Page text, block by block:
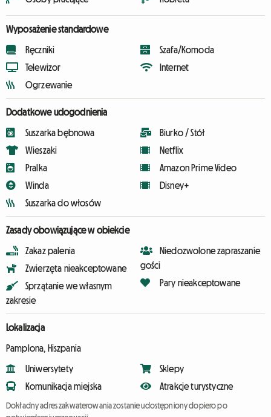
Wyposażenie standardowe
Ręczniki
Telewizor
Ogrzewanie
Szafa/Komoda
Internet
Dodatkowe udogodnienia
Suszarka bębnowa
Wieszaki
Pralka
Winda
Suszarka do włosów
Biurko / Stół
Netflix
Amazon Prime Video
Disney+
Zasady obowiązujące w obiekcie
Zakaz palenia
Zwierzęta nieakceptowane
Sprzątanie we własnym
zakresie
Niedozwolone zapraszanie
gości
Pary nieakceptowane
Lokalizacja
Pamplona, Hiszpania
Uniwersytety
Komunikacja miejska
Sklepy
Atrakcje turystyczne
Dokładny adres zakwaterowania zostanie udostępniony dopiero po